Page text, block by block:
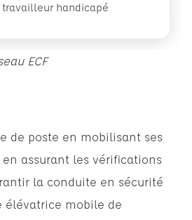
travailleur handicapé
ECF
de poste en mobilisant ses
assurant les vérifications
la conduite en sécurité
élévatrice mobile de